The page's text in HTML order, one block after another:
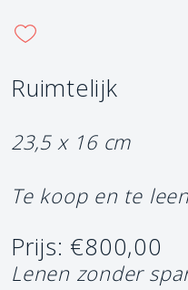
Ruimtelijk
23,5 x 16 cm
Te koop en te leen
Prijs: €800,00
Lenen zonder